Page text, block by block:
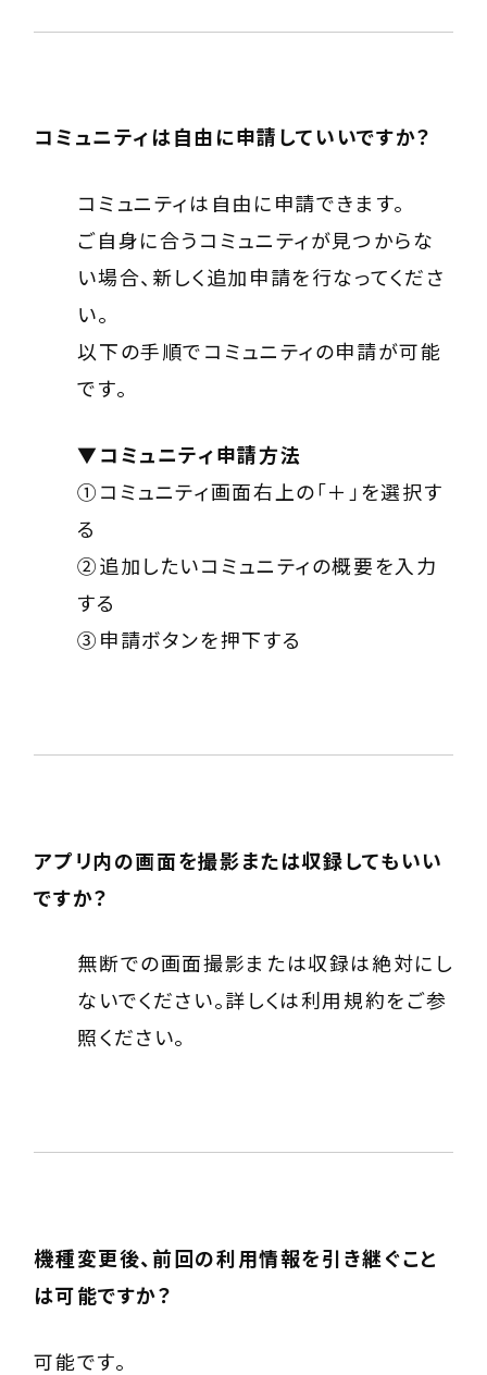
コミュニティは自由に申請していいですか？
コミュニティは自由に申請できます。
ご自身に合うコミュニティが見つからな
い場合、新しく追加申請を行なってくださ
い。
以下の手順でコミュニティの申請が可能
です。
▼コミュニティ申請方法
①コミュニティ画面右上の「＋」を選択す
る
②追加したいコミュニティの概要を入力
する
③申請ボタンを押下する
アプリ内の画面を撮影または収録してもいい
ですか？
無断での画面撮影または収録は絶対にし
ないでください。詳しくは利用規約をご参
照ください。
機種変更後、前回の利用情報を引き継ぐこと
は可能ですか？
可能です。